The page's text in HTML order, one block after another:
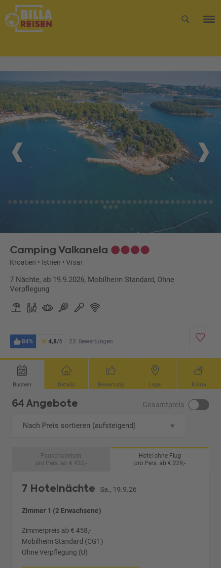
Camping Valkanela
Kroatien • Istrien • Vrsar
7 Nächte, ab 19.9.2026, Mobilheim Standard, Ohne
Verpflegung
84% 4,8/6 23 Bewertungen
Buchen Details Bewertung Lage Klima
64 Angebote Gesamtpreis
Nach Preis sortieren (aufsteigend)
Pauschalreisen
pro Pers. ab € 432,-
Hotel ohne Flug
pro Pers. ab € 229,-
7 Hotelnächte Sa., 19.9.26
Zimmer 1 (2 Erwachsene)
Zimmerpreis ab € 458,-
Mobilheim Standard (CG1)
Ohne Verpflegung (U)